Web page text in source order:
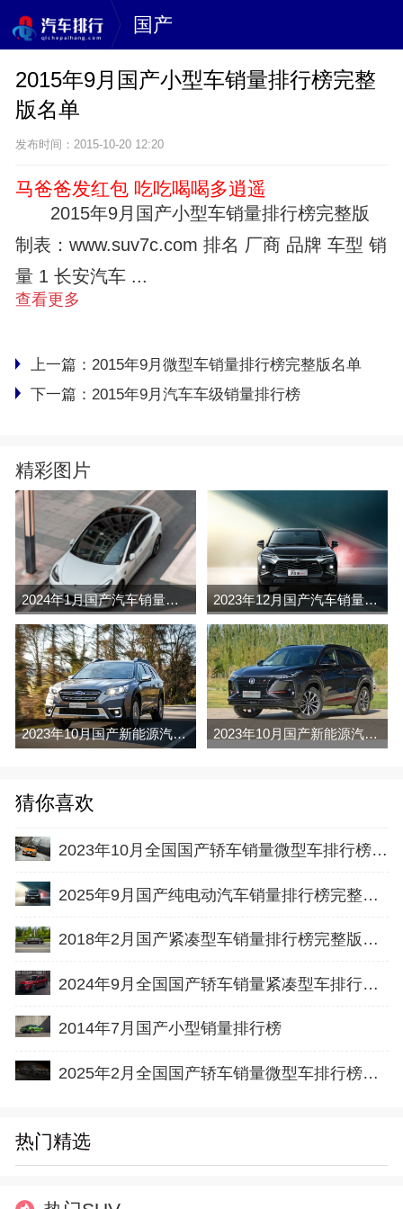
国产
2015年9月国产小型车销量排行榜完整
版名单
发布时间：2015-10-20 12:20
马爸爸发红包 吃吃喝喝多逍遥
2015年9月国产小型车销量排行榜完整版
制表：www.suv7c.com 排名 厂商 品牌 车型 销
量 1 长安汽车 ...
查看更多
上一篇： 2015年9月微型车销量排行榜完整版名单
下一篇： 2015年9月汽车车级销量排行榜
精彩图片
2024年1月国产汽车销量排行榜完整版名单(零售量 2023年12月国产汽车销量排行榜完整版名单(零售量
2023年10月国产新能源汽车销量排行榜名单及指导价(批发量 2023年10月国产新能源汽车销量排行榜名单及指导价(零售量
猜你喜欢
2023年10月全国国产轿车销量微型车排行榜完整版(出口量
2025年9月国产纯电动汽车销量排行榜完整版名单(批发量
2018年2月国产紧凑型车销量排行榜完整版名单
2024年9月全国国产轿车销量紧凑型车排行榜完整版(批发量
2014年7月国产小型销量排行榜
2025年2月全国国产轿车销量微型车排行榜完整版(批发量
热门精选